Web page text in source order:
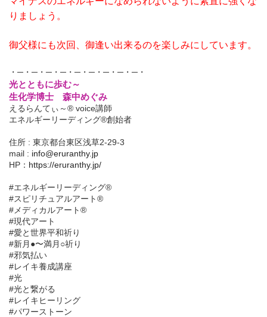
りましょう。
御父様にも次回、御逢い出来るのを楽しみにしています。
・─・─・─・─・─・─・─・─・─・
光とともに歩む～
生化学博士 森中めぐみ
えるらんてぃ～® voice講師
エネルギーリーディング®創始者
住所 : 東京都台東区浅草2-29-3
mail : info@eruranthy.jp
HP： https://eruranthy.jp/
#エネルギーリーディング®︎
#スピリチュアルアート®︎
#メディカルアート®︎
#現代アート
#愛と世界平和祈り
#新月●〜満月○祈り
#邪気払い
#レイキ養成講座
#光
#光と繋がる
#レイキヒーリング
#パワーストーン